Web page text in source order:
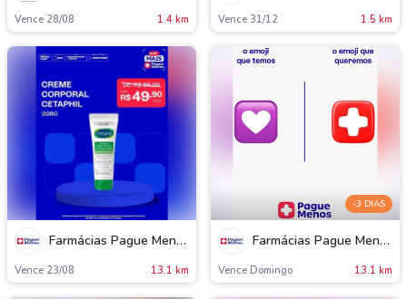
Vence 28/08 1.4 km Vence 31/12 1.5 km
Farmácias Pague Menos
Vence 23/08 13.1 km
-3 DIAS
Farmácias Pague Menos
Vence Domingo 13.1 km